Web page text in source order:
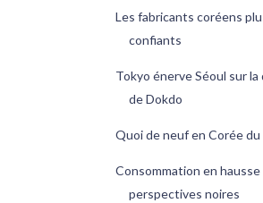
Les fabricants coréens
confiants
Tokyo énerve Séoul sur
de Dokdo
Quoi de neuf en Corée du
Consommation en hausse
perspectives noires